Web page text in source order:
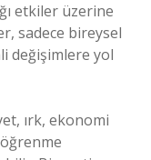
etkiler üzerine
sadece bireysel
değişimlere yol
ırk, ekonomi